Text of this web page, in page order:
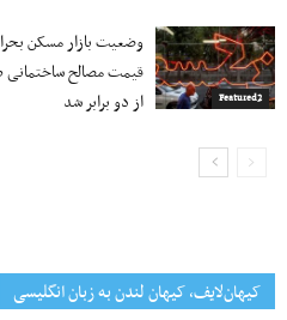
Featured2
وضعیت بازار مسکن
قیمت مصالح
از دو برابر شد
کیهان‌لایف، کیهان لندن به زبان انگلیسی